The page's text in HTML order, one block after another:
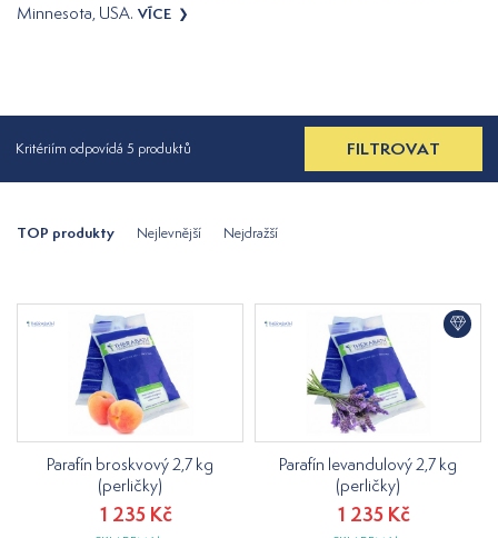
Minnesota, USA. VÍCE
Kritériím odpovídá 5 produktů FILTROVAT
TOP produkty Nejlevnější Nejdražší
Parafín broskvový 2,7 kg
(perličky)
1 235 Kč
Parafín levandulový 2,7 kg
(perličky)
1 235 Kč